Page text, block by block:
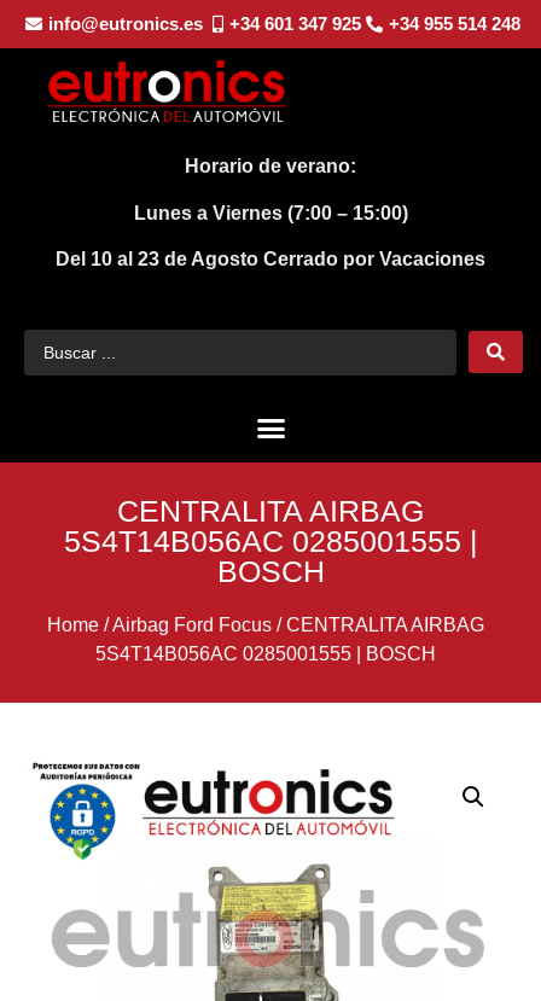
info@eutronics.es +34 601 347 925 +34 955 514 248
Horario de verano:
Lunes a Viernes (7:00 – 15:00)
Del 10 al 23 de Agosto Cerrado por Vacaciones
CENTRALITA AIRBAG
5S4T14B056AC 0285001555 |
BOSCH
Home/Airbag Ford Focus/CENTRALITA AIRBAG
5S4T14B056AC 0285001555 | BOSCH